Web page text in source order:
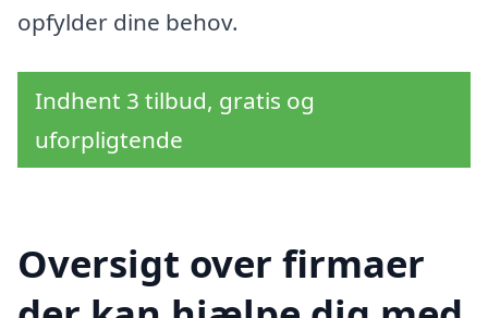
opfylder dine behov.
Indhent 3 tilbud, gratis og
uforpligtende
Oversigt over firmaer